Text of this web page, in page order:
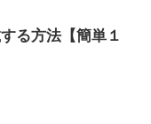
る方法【簡単１